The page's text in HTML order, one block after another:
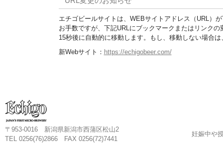
エチゴビールサイトは、WEBサイトアドレス（URL）
お手数ですが、下記URLにブックマークまたはリンクの
15秒後に自動的に移動します。もし、移動しない場合
新Webサイト： https://echigobeer.com/
〒953-0016 新潟県新潟市西蒲区松山2
TEL 0256(76)2866 FAX 0256(72)7441
妊娠中や